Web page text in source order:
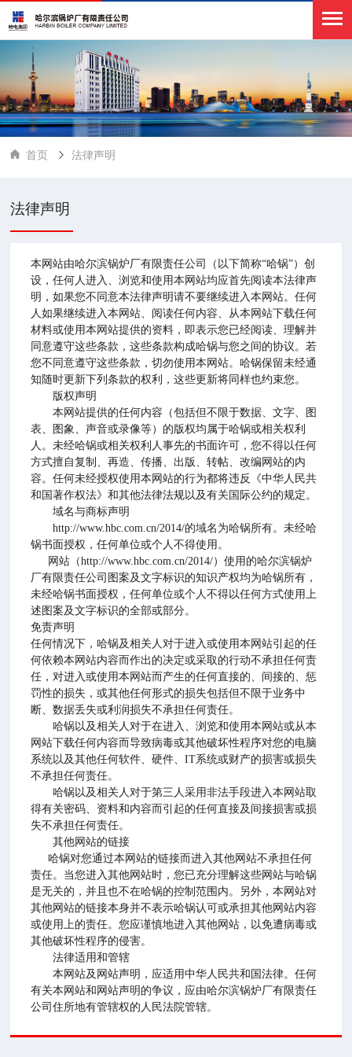
首页 法律声明
法律声明
本网站由哈尔滨锅炉厂有限责任公司（以下简称“哈锅”）创
设，任何人进入、浏览和使用本网站均应首先阅读本法律声
明，如果您不同意本法律声明请不要继续进入本网站。任何
人如果继续进入本网站、阅读任何内容、从本网站下载任何
材料或使用本网站提供的资料，即表示您已经阅读、理解并
同意遵守这些条款，这些条款构成哈锅与您之间的协议。若
您不同意遵守这些条款，切勿使用本网站。哈锅保留未经通
知随时更新下列条款的权利，这些更新将同样也约束您。
版权声明
本网站提供的任何内容（包括但不限于数据、文字、图
表、图象、声音或录像等）的版权均属于哈锅或相关权利
人。未经哈锅或相关权利人事先的书面许可，您不得以任何
方式擅自复制、再造、传播、出版、转帖、改编网站的内
容。任何未经授权使用本网站的行为都将违反《中华人民共
和国著作权法》和其他法律法规以及有关国际公约的规定。
域名与商标声明
http://www.hbc.com.cn/2014/的域名为哈锅所有。未经哈
锅书面授权，任何单位或个人不得使用。
网站（http://www.hbc.com.cn/2014/）使用的哈尔滨锅炉
厂有限责任公司图案及文字标识的知识产权均为哈锅所有，
未经哈锅书面授权，任何单位或个人不得以任何方式使用上
述图案及文字标识的全部或部分。
免责声明
任何情况下，哈锅及相关人对于进入或使用本网站引起的任
何依赖本网站内容而作出的决定或采取的行动不承担任何责
任，对进入或使用本网站而产生的任何直接的、间接的、惩
罚性的损失，或其他任何形式的损失包括但不限于业务中
断、数据丢失或利润损失不承担任何责任。
哈锅以及相关人对于在进入、浏览和使用本网站或从本
网站下载任何内容而导致病毒或其他破坏性程序对您的电脑
系统以及其他任何软件、硬件、IT系统或财产的损害或损失
不承担任何责任。
哈锅以及相关人对于第三人采用非法手段进入本网站取
得有关密码、资料和内容而引起的任何直接及间接损害或损
失不承担任何责任。
其他网站的链接
哈锅对您通过本网站的链接而进入其他网站不承担任何
责任。当您进入其他网站时，您已充分理解这些网站与哈锅
是无关的，并且也不在哈锅的控制范围内。另外，本网站对
其他网站的链接本身并不表示哈锅认可或承担其他网站内容
或使用上的责任。您应谨慎地进入其他网站，以免遭病毒或
其他破坏性程序的侵害。
法律适用和管辖
本网站及网站声明，应适用中华人民共和国法律。任何
有关本网站和网站声明的争议，应由哈尔滨锅炉厂有限责任
公司住所地有管辖权的人民法院管辖。